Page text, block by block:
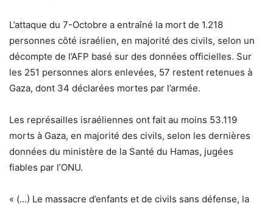
L’attaque du 7-Octobre a entraîné la mort de 1.218
personnes côté israélien, en majorité des civils, selon un
décompte de l’AFP basé sur des données officielles. Sur
les 251 personnes alors enlevées, 57 restent retenues à
Gaza, dont 34 déclarées mortes par l’armée.
Les représailles israéliennes ont fait au moins 53.119
morts à Gaza, en majorité des civils, selon les dernières
données du ministère de la Santé du Hamas, jugées
fiables par l’ONU.
« (…) Le massacre d’enfants et de civils sans défense, la